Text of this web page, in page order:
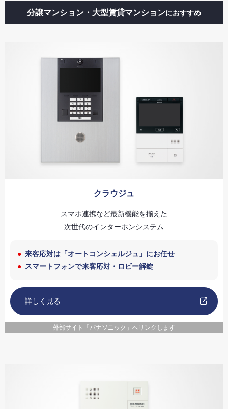
分譲マンション・大型賃貸マンションにおすすめ
クラウジュ
スマホ連携など最新機能を揃えた
次世代のインターホンシステム
来客応対は「オートコンシェルジュ」にお任せ
スマートフォンで来客応対・ロビー解錠
詳しく見る
外部サイト「パナソニック」へリンクします